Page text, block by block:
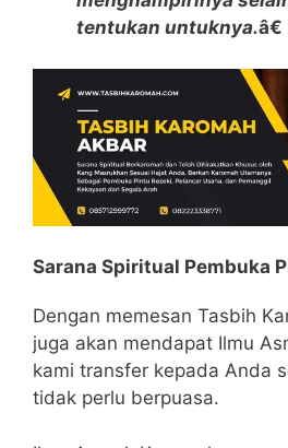
tentukan untuknya.
Sarana Spiritual Pembuka
Dengan memesan Tasbih
juga akan mendapat Ilmu
kami transfer kepada Anda
tidak perlu berpuasa.